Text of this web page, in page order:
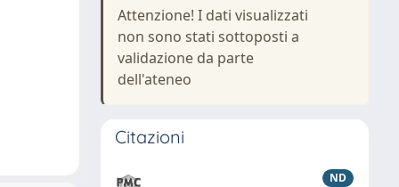
Attenzione! I dati visualizzati
non sono stati sottoposti a
validazione da parte
dell'ateneo
Citazioni
ND